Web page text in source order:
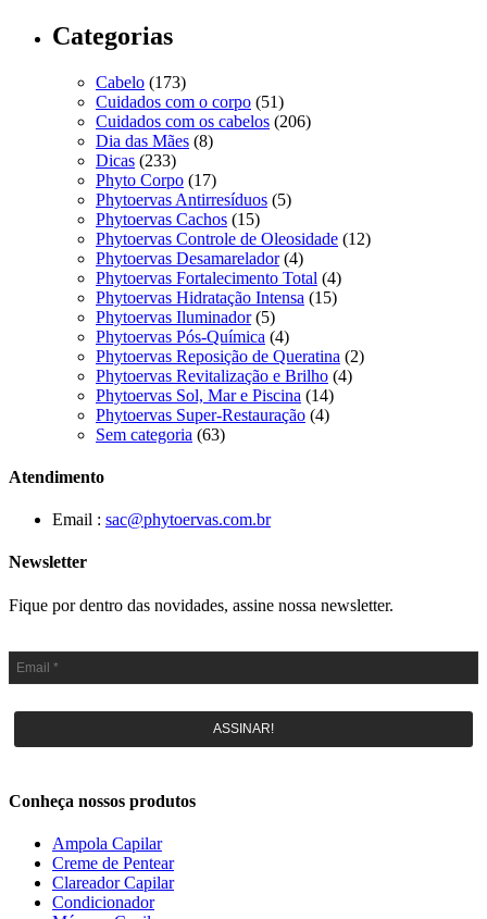
Categorias
Cabelo (173)
Cuidados com o corpo (51)
Cuidados com os cabelos (206)
Dia das Mães (8)
Dicas (233)
Phyto Corpo (17)
Phytoervas Antirresíduos (5)
Phytoervas Cachos (15)
Phytoervas Controle de Oleosidade (12)
Phytoervas Desamarelador(4)
Phytoervas Fortalecimento Total (4)
Phytoervas Hidratação Intensa (15)
Phytoervas Iluminador(5)
Phytoervas Pós-Química (4)
Phytoervas Reposição de Queratina (2)
Phytoervas Revitalização e Brilho (4)
Phytoervas Sol, Mar e Piscina (14)
Phytoervas Super-Restauração (4)
Sem categoria (63)
Atendimento
Email : sac@phytoervas.com.br
Newsletter
Fique por dentro das novidades, assine nossa newsletter.
ASSINAR!
Conheça nossos produtos
Ampola Capilar
Creme de Pentear
Clareador Capilar
Condicionador